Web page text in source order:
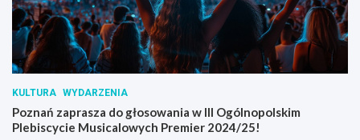
KULTURA WYDARZENIA
Poznań zaprasza do głosowania w III Ogólnopolskim
Plebiscycie Musicalowych Premier 2024/25!